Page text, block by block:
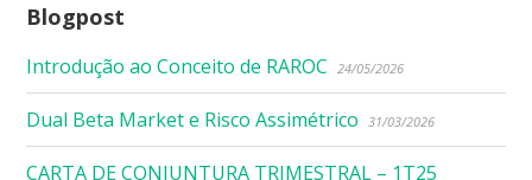
Blogpost
Introdução ao Conceito de RAROC 24/05/2026
Dual Beta Market e Risco Assimétrico 31/03/2026
CARTA DE CONJUNTURA TRIMESTRAL – 1T25